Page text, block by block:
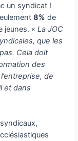
un syndicat !
8% de
jeunes. «La JOC
que les
Cela doit
des
de
et dans